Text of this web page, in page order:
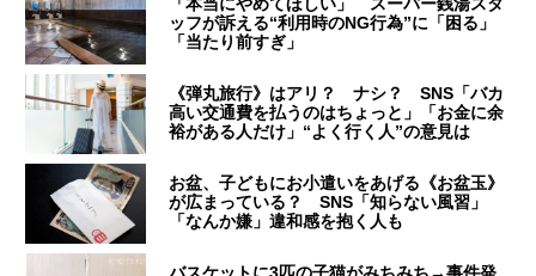
ッフが訴える“利用時のNG行為”に「困る」
「当たり前すぎ」
《弾丸旅行》はアリ？ ナシ？ SNS「バカ
高い交通費を払うのはちょっと」「お金に余
裕がある人だけ」“よく行く人”の意見は
お盆、子どもにお小遣いをあげる《お盆玉》
が広まっている？ SNS「知らない風習」
「なんか嫌」違和感を抱く人も